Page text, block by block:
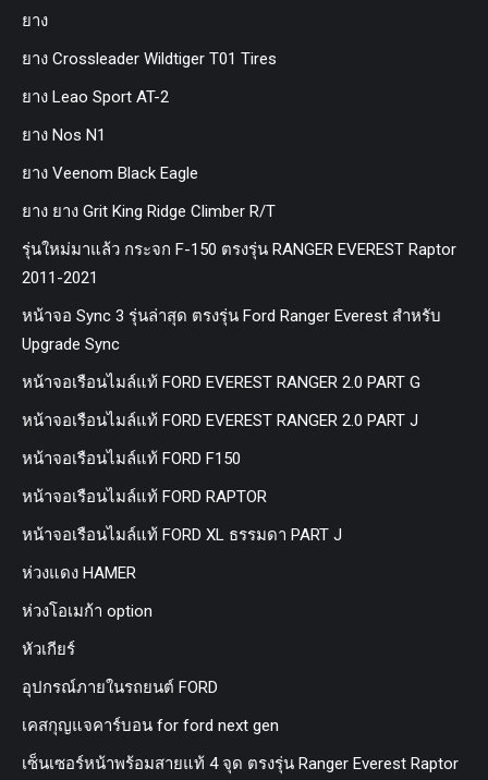
ยาง
ยาง Crossleader Wildtiger T01 Tires
ยาง Leao Sport AT-2
ยาง Nos N1
ยาง Veenom Black Eagle
ยาง ยาง Grit King Ridge Climber R/T
รุ่นใหม่มาแล้ว กระจก F-150 ตรงรุ่น RANGER EVEREST Raptor
2011-2021
หน้าจอ Sync 3 รุ่นล่าสุด ตรงรุ่น Ford Ranger Everest สำหรับ
Upgrade Sync
หน้าจอเรือนไมล์แท้ FORD EVEREST RANGER 2.0 PART G
หน้าจอเรือนไมล์แท้ FORD EVEREST RANGER 2.0 PART J
หน้าจอเรือนไมล์แท้ FORD F150
หน้าจอเรือนไมล์แท้ FORD RAPTOR
หน้าจอเรือนไมล์แท้ FORD XL ธรรมดา PART J
ห่วงแดง HAMER
ห่วงโอเมก้า option
หัวเกียร์
อุปกรณ์ภายในรถยนต์ FORD
เคสกุญแจคาร์บอน for ford next gen
เซ็นเซอร์หน้าพร้อมสายแท้ 4 จุด ตรงรุ่น Ranger Everest Raptor